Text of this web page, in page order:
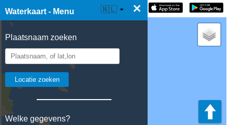
Waterkaart - Menu ×
Plaatsnaam zoeken
Welke gegevens?
☰ Waterkaart Live 🇳🇱